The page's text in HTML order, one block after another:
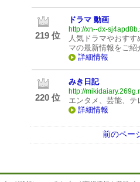
219 位
ドラマ 動画
http://xn--dx-
人気ドラマやおす
マの最新情報をご紹
詳細情報
220 位
みき日記
http://
エンタメ、芸能、
詳細情報
前のペー